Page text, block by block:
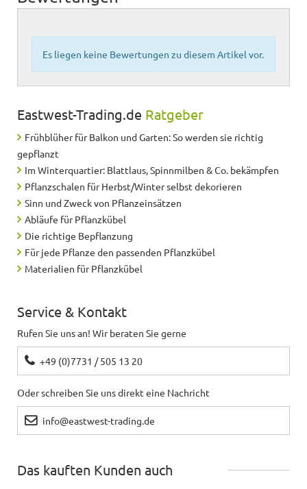
Es liegen keine Bewertungen zu diesem Artikel vor.
Eastwest-Trading.de Ratgeber
Frühblüher für Balkon und Garten: So werden sie richtig
gepflanzt
Im Winterquartier: Blattlaus, Spinnmilben & Co. bekämpfen
Pflanzschalen für Herbst/Winter selbst dekorieren
Sinn und Zweck von Pflanzeinsätzen
Abläufe für Pflanzkübel
Die richtige Bepflanzung
Für jede Pflanze den passenden Pflanzkübel
Materialien für Pflanzkübel
Service & Kontakt
Rufen Sie uns an! Wir beraten Sie gerne
+49 (0)7731 / 505 13 20
Oder schreiben Sie uns direkt eine Nachricht
info@eastwest-trading.de
Das kauften Kunden auch